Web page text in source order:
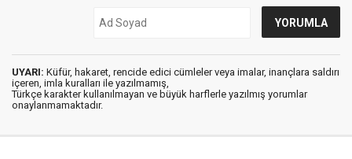
UYARI: Küfür, hakaret, rencide edici cümleler veya imalar, inançlara saldırı
içeren, imla kuralları ile yazılmamış,
Türkçe karakter kullanılmayan ve büyük harflerle yazılmış yorumlar
onaylanmamaktadır.